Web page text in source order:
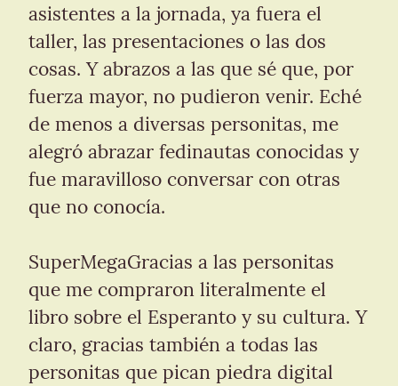
asistentes a la jornada, ya fuera el
taller, las presentaciones o las dos
cosas. Y abrazos a las que sé que, por
fuerza mayor, no pudieron venir. Eché
de menos a diversas personitas, me
alegró abrazar fedinautas conocidas y
fue maravilloso conversar con otras
que no conocía.
SuperMegaGracias a las personitas
que me compraron literalmente el
libro sobre el Esperanto y su cultura. Y
claro, gracias también a todas las
personitas que pican piedra digital